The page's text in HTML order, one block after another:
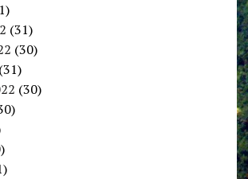
(31)
(30)
(31)
(30)